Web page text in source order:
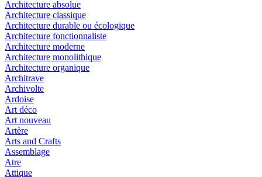
Architecture absolue
Architecture classique
Architecture durable ou écologique
Architecture fonctionnaliste
Architecture moderne
Architecture monolithique
Architecture organique
Architrave
Archivolte
Ardoise
Art déco
Art nouveau
Artère
Arts and Crafts
Assemblage
Atre
Attique